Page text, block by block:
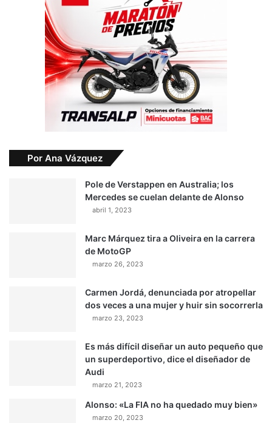
Por Ana Vázquez
Pole de Verstappen en Australia; los
Mercedes se cuelan delante de Alonso
abril 1, 2023
Marc Márquez tira a Oliveira en la carrera
de MotoGP
marzo 26, 2023
Carmen Jordá, denunciada por atropellar
dos veces a una mujer y huir sin socorrerla
marzo 23, 2023
Es más difícil diseñar un auto pequeño que
un superdeportivo, dice el diseñador de
Audi
marzo 21, 2023
Alonso: «La FIA no ha quedado muy bien»
marzo 20, 2023